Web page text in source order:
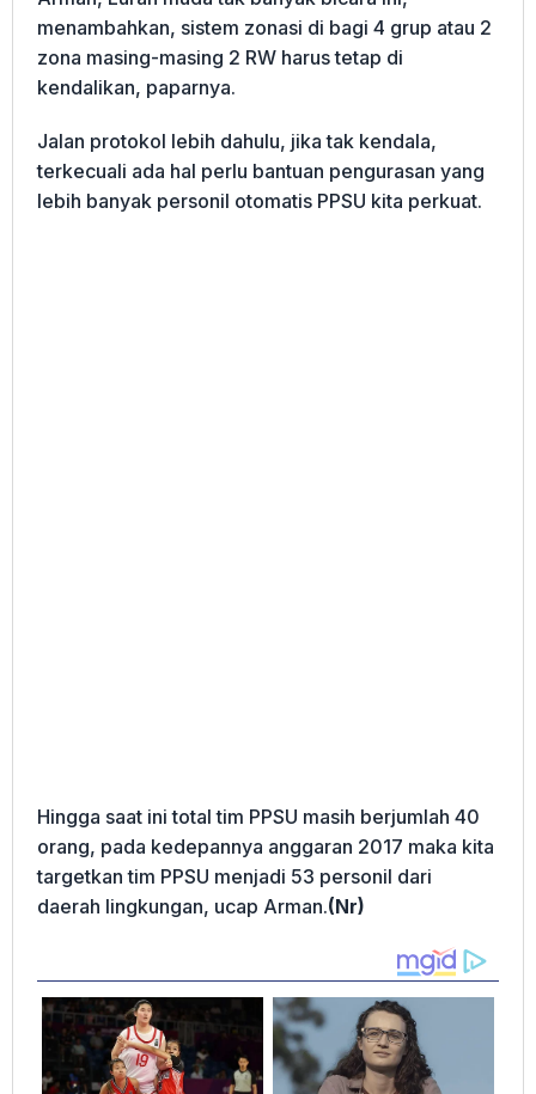
menambahkan, sistem zonasi di bagi 4 grup atau 2
zona masing-masing 2 RW harus tetap di
kendalikan, paparnya.
Jalan protokol lebih dahulu, jika tak kendala,
terkecuali ada hal perlu bantuan pengurasan yang
lebih banyak personil otomatis PPSU kita perkuat.
Hingga saat ini total tim PPSU masih berjumlah 40
orang, pada kedepannya anggaran 2017 maka kita
targetkan tim PPSU menjadi 53 personil dari
daerah lingkungan, ucap Arman.(Nr)